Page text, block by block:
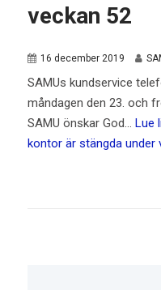
veckan 52
16 december 2019
SAMUs kundservice
måndagen den 23. och
SAMU önskar God… Lue
kontor är stängda under